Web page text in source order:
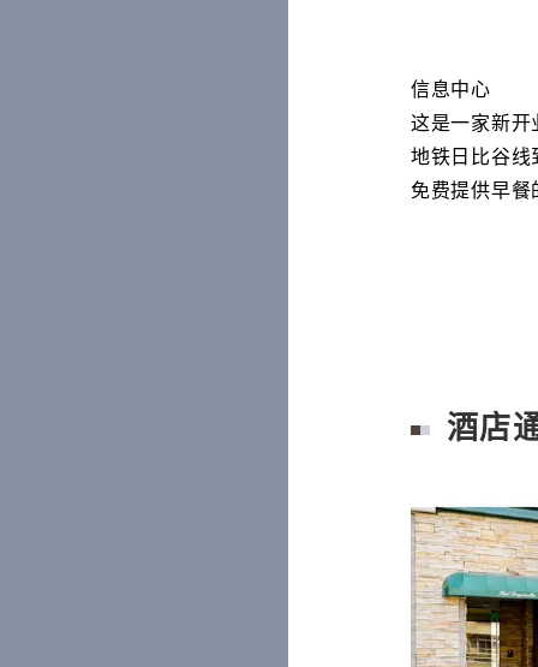
信息中心
这是一家新开
地铁日比谷
免费提供早餐
酒店